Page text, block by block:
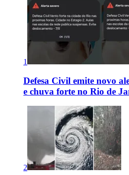
1
Defesa Civil emite novo
e chuva forte no Rio de
2